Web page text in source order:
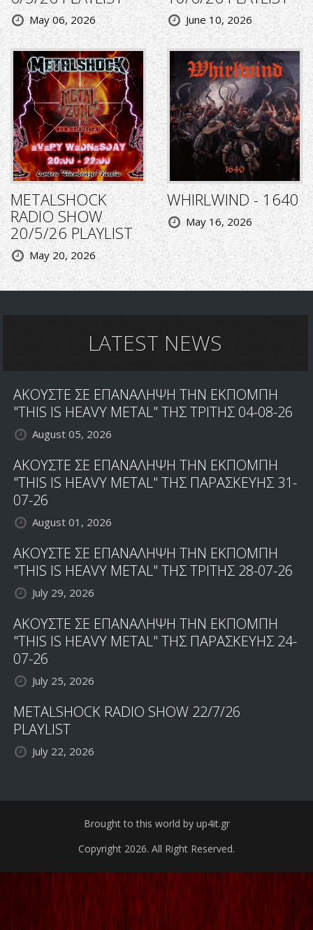
May 06, 2026 June 10, 2026
METALSHOCK
RADIO SHOW
20/5/26 PLAYLIST
May 20, 2026
WHIRLWIND - 1640
May 16, 2026
LATEST NEWS
ΑΚΟΥΣΤΕ ΣΕ ΕΠΑΝΑΛΗΨΗ ΤΗΝ ΕΚΠΟΜΠΗ
"THIS IS HEAVY METAL" ΤΗΣ ΤΡΙΤΗΣ 04-08-26
August 05, 2026
ΑΚΟΥΣΤΕ ΣΕ ΕΠΑΝΑΛΗΨΗ ΤΗΝ ΕΚΠΟΜΠΗ
"THIS IS HEAVY METAL" ΤΗΣ ΠΑΡΑΣΚΕΥΗΣ 31-
07-26
August 01, 2026
ΑΚΟΥΣΤΕ ΣΕ ΕΠΑΝΑΛΗΨΗ ΤΗΝ ΕΚΠΟΜΠΗ
"THIS IS HEAVY METAL" ΤΗΣ ΤΡΙΤΗΣ 28-07-26
July 29, 2026
ΑΚΟΥΣΤΕ ΣΕ ΕΠΑΝΑΛΗΨΗ ΤΗΝ ΕΚΠΟΜΠΗ
"THIS IS HEAVY METAL" ΤΗΣ ΠΑΡΑΣΚΕΥΗΣ 24-
07-26
July 25, 2026
METALSHOCK RADIO SHOW 22/7/26
PLAYLIST
July 22, 2026
Brought to this world by up4it.gr
Copyright 2026. All Right Reserved.